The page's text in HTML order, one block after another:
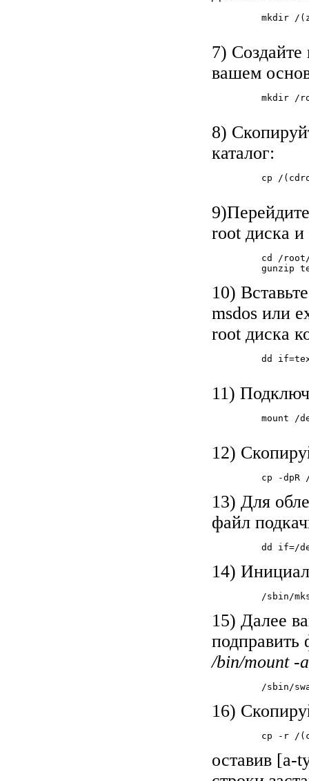
mkdir /
7) Создайте
вашем
mkdir /
8)
каталог:
cp /
root диска и
cd /
gunzip
10)
msdos или
root диска
dd
11)
mount /
12)
cp -dpR
13) Для
файл
dd if=/
14)
/sbin/
15) Далее
/bin/mount -
/sbin/
16)
cp -r /
оставив [a-